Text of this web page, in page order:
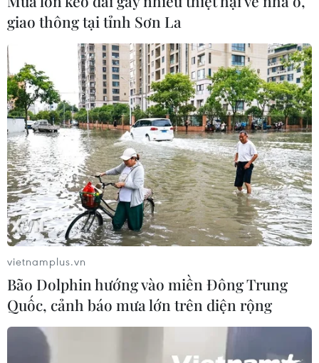
TP.HCM mưa to, nhiều phương tiện bị
chết máy giữa 'biển nước'
21/05/2023 10:13
Chỉ sau khoảng 30 phút mưa lớn, nhiều tuyến đường
như Phạm Văn Chiêu, Lê Văn Thọ, Nguyễn Văn Khối
(quận Gò Vấp), đường Kha Vạn Cân, Tô Ngọc Vân
(thành phố Thủ Đức)... đã ngập sâu.
giao thông tại tỉnh Sơn La
vietnamplus.vn
Bão Dolphin hướng vào miền Đông Trung
Quốc, cảnh báo mưa lớn trên diện rộng